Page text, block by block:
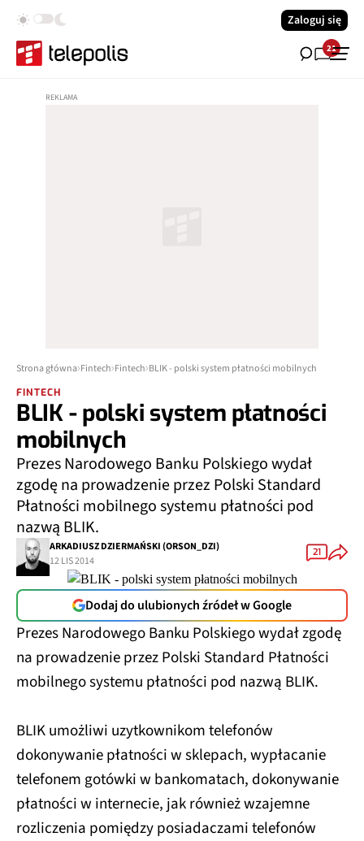
Zaloguj się
21
Strona główna Fintech Fintech BLIK - polski system płatności mobilnych
FINTECH
BLIK - polski system płatności
mobilnych
Prezes Narodowego Banku Polskiego wydał
zgodę na prowadzenie przez Polski Standard
Płatności mobilnego systemu płatności pod
nazwą BLIK.
ARKADIUSZ DZIERMAŃSKI (ORSON_DZI)
12 LIS 2014
21
Dodaj do ulubionych źródeł w Google
Prezes Narodowego Banku Polskiego wydał zgodę
na prowadzenie przez Polski Standard Płatności
mobilnego systemu płatności pod nazwą BLIK.
BLIK umożliwi uzytkownikom telefonów
dokonywanie płatności w sklepach, wypłacanie
telefonem gotówki w bankomatach, dokonywanie
płatności w internecie, jak również wzajemne
rozliczenia pomiędzy posiadaczami telefonów